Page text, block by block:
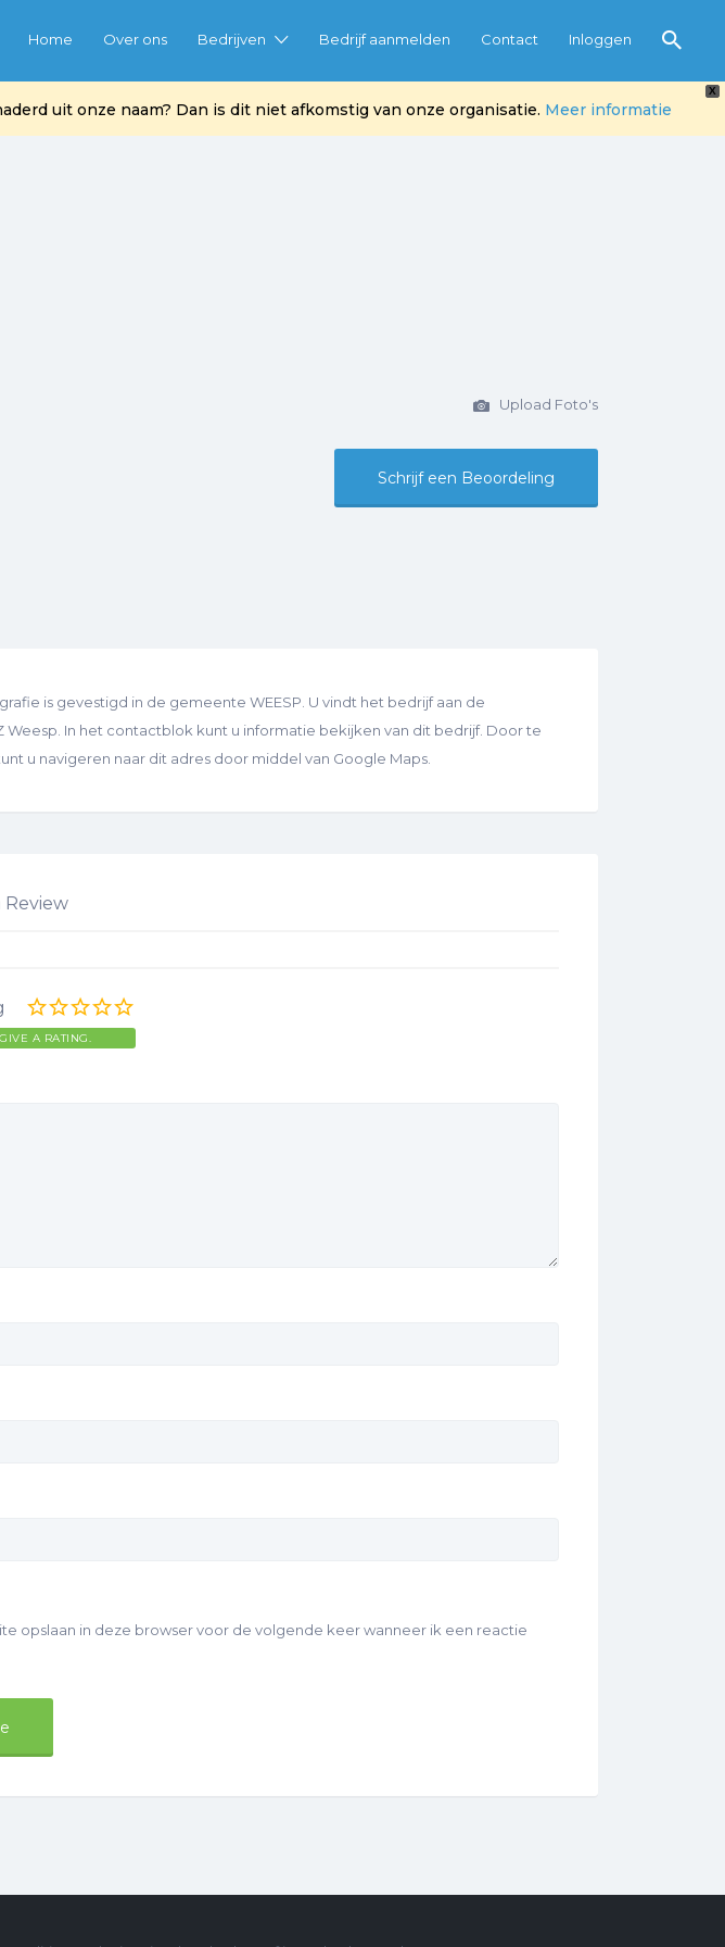
X
uit onze naam? Dan is dit niet afkomstig van onze organisatie. Meer informatie
Home Over ons Bedrijven Bedrijf aanmelden Contact Inloggen
Upload Foto's
Schrijf een Beoordeling
is gevestigd in de gemeente WEESP. U vindt het bedrijf aan de
Weesp. In het contactblok kunt u informatie bekijken van dit bedrijf. Door te
u navigeren naar dit adres door middel van Google Maps.
Review
A RATING.
opslaan in deze browser voor de volgende keer wanneer ik een reactie